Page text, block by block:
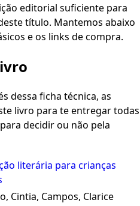
editorial suficiente para
título. Mantemos abaixo
e os links de compra.
dessa ficha técnica, as
livro para te entregar todas
decidir ou não pela
literária para crianças
Cintia, Campos, Clarice